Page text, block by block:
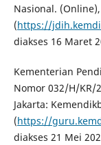
Nasional. (Online),
(https://
diakses 16 Maret
Kementerian
Nomor 032/H/KR/
Jakarta:
(https://
diakses 21 Mei